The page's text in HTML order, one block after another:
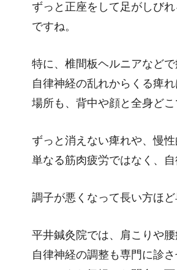
ずっと正座をして足がしび
ですね。
特に、椎間板ヘルニアなど
自律神経の乱れからくる痺
場所も、背中や顔と全身どこ
ずっと消えない痺れや、慢
単なる筋肉疲労ではなく、
調子が悪くなって長い方ほ
平井鍼灸院では、肩こりや腰
自律神経の調整も専門に診さ